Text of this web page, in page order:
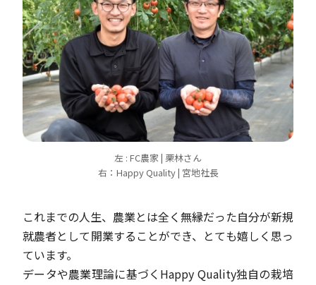
左 : FC農家 | 栗林さん
右：Happy Quality | 宮地社長
これまでの人生、農業とは全く無縁だった自分が新規
就農者として開業することができ、とても嬉しく思っ
ています。
データや農業理論に基づくHappy Quality独自の栽培